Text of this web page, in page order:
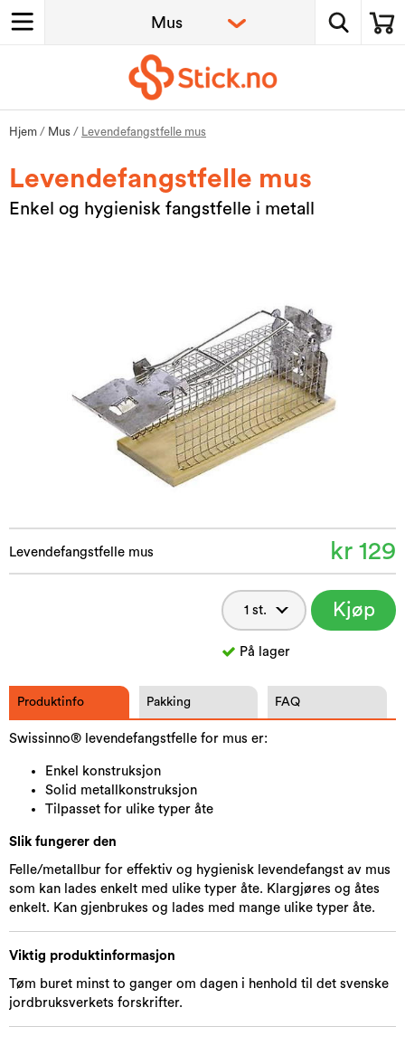
Hjem / Mus / Levendefangstfelle mus
Levendefangstfelle mus
Enkel og hygienisk fangstfelle i metall
Levendefangstfelle mus kr 129
Kjøp
På lager
Produktinfo Pakking FAQ
Swissinno® levendefangstfelle for mus er:
Enkel konstruksjon
Solid metallkonstruksjon
Tilpasset for ulike typer åte
Slik fungerer den
Felle/metallbur for effektiv og hygienisk levendefangst av mus
som kan lades enkelt med ulike typer åte. Klargjøres og åtes
enkelt. Kan gjenbrukes og lades med mange ulike typer åte.
Viktig produktinformasjon
Tøm buret minst to ganger om dagen i henhold til det svenske
jordbruksverkets forskrifter.